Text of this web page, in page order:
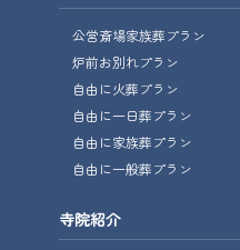
公営斎場家族葬プラン
炉前お別れプラン
自由に火葬プラン
自由に一日葬プラン
自由に家族葬プラン
自由に一般葬プラン
寺院紹介